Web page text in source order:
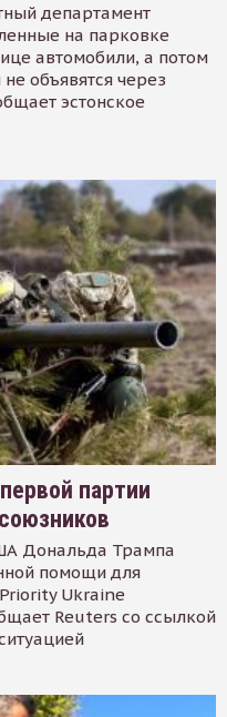
департамент
на парковке
автомобили, а потом
объявятся через
эстонское
партии
Дональда Трампа
помощи для
Ukraine
Reuters со ссылкой